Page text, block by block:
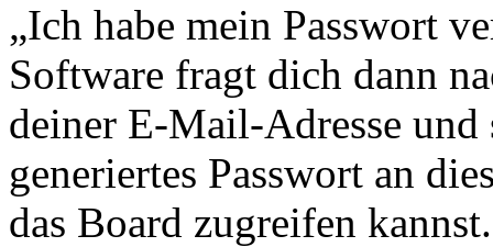
„Ich habe mein Passwort
Software fragt dich dann
deiner E-Mail-Adresse und
generiertes Passwort an
das Board zugreifen kannst.